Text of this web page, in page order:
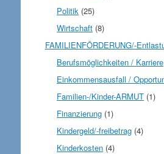
Politik (25)
Wirtschaft (8)
FAMILIENFÖRDERUNG/-
Berufsmöglichkeiten / Karriere
Einkommensausfall /
Familien-/Kinder-ARMUT (1)
Finanzierung (1)
Kindergeld/-freibetrag (4)
Kinderkosten (4)